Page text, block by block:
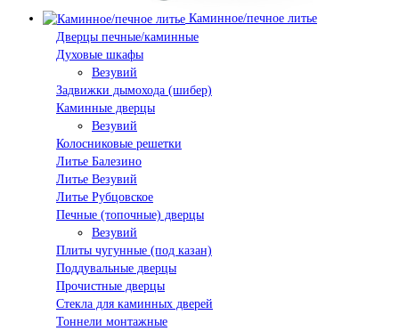
Каминное/печное литье
Дверцы печные/каминные
Духовые шкафы
Везувий
Задвижки дымохода (шибер)
Каминные дверцы
Везувий
Колосниковые решетки
Литье Балезино
Литье Везувий
Литье Рубцовское
Печные (топочные) дверцы
Везувий
Плиты чугунные (под казан)
Поддувальные дверцы
Прочистные дверцы
Стекла для каминных дверей
Тоннели монтажные